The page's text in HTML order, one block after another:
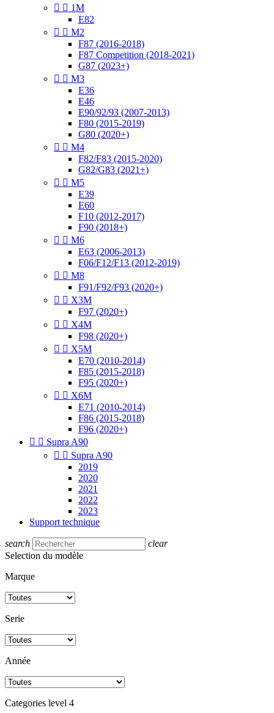
  1M
E82
  M2
F87 (2016-2018)
F87 Competition (2018-2021)
G87 (2023+)
  M3
E36
E46
E90/92/93 (2007-2013)
F80 (2015-2019)
G80 (2020+)
  M4
F82/F83 (2015-2020)
G82/G83 (2021+)
  M5
E39
E60
F10 (2012-2017)
F90 (2018+)
  M6
E63 (2006-2013)
F06/F12/F13 (2012-2019)
  M8
F91/F92/F93 (2020+)
  X3M
F97 (2020+)
  X4M
F98 (2020+)
  X5M
E70 (2010-2014)
F85 (2015-2018)
F95 (2020+)
  X6M
E71 (2010-2014)
F86 (2015-2018)
F96 (2020+)
  Supra A90
  Supra A90
2019
2020
2021
2022
2023
Support technique
search
clear
Selection du modèle
Marque
Serie
Année
Categories level 4